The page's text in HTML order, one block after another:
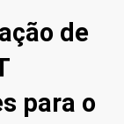
de
para o